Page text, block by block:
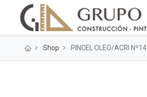
Shop PINCEL OLEO/ACRI Nº14